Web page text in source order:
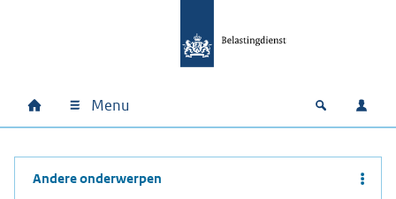
Hoofdnavigatie
Home Menu Open
Andere onderwerpen